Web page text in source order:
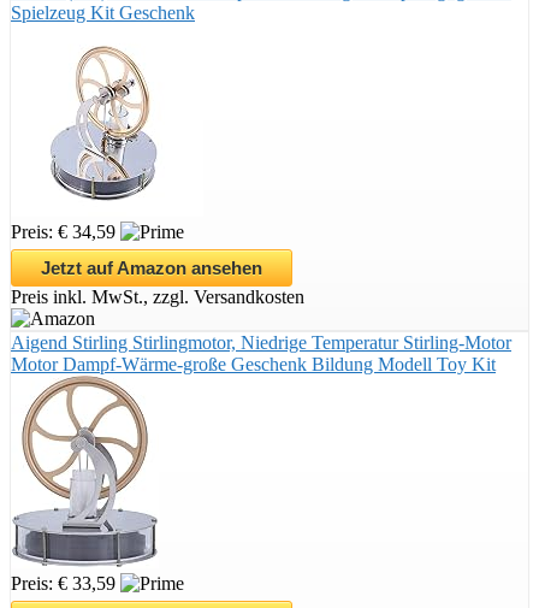
Spielzeug Kit Geschenk
Preis: € 34,59
Jetzt auf Amazon ansehen
Preis inkl. MwSt., zzgl. Versandkosten
Aigend Stirling Stirlingmotor, Niedrige Temperatur Stirling-Motor
Motor Dampf-Wärme-große Geschenk Bildung Modell Toy Kit
Preis: € 33,59